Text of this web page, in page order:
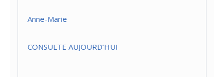
Anne-Marie
CONSULTE AUJOURD’HUI